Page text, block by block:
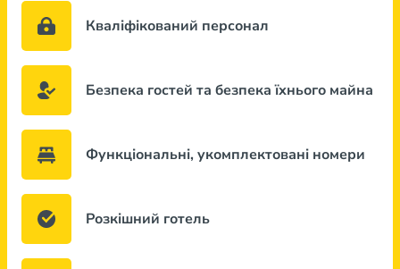
Кваліфікований персонал
Безпека гостей та безпека їхнього майна
Функціональні, укомплектовані номери
Розкішний готель